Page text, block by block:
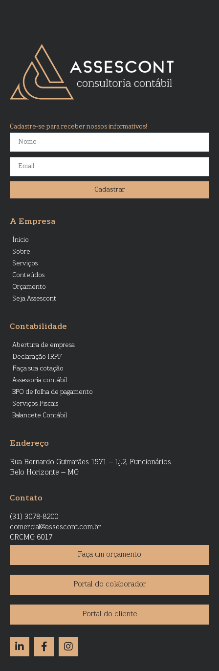
Cadastre-se para receber nossos informativos!
Cadastrar
A Empresa
Ínicio
Sobre
Serviços
Conteúdos
Orçamento
Seja Assescont
Contabilidade
Abertura de empresa
Declaração IRPF
Faça sua cotação
Assessoria contábil
BPO de folha de pagamento
Serviços Fiscais
Balancete Contábil
Endereço
Rua Bernardo Guimarães 1571 – Lj.2, Funcionários
Belo Horizonte – MG
Contato
(31) 3078-8200
comercial@assescont.com.br
CRCMG 6017
Faça um orçamento
Portal do colaborador
Portal do cliente